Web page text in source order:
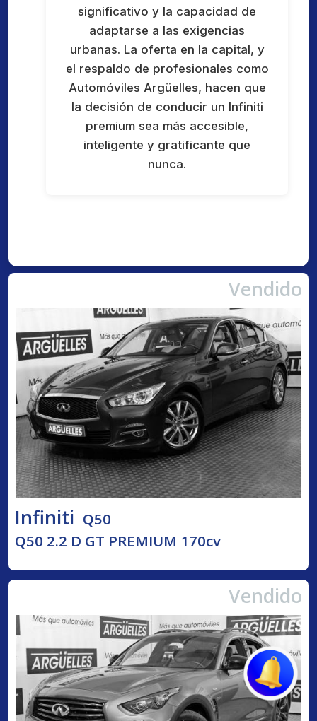
significativo y la capacidad de
adaptarse a las exigencias
urbanas. La oferta en la capital, y
el respaldo de profesionales como
Automóviles Argüelles, hacen que
la decisión de conducir un Infiniti
premium sea más accesible,
inteligente y gratificante que
nunca.
Vendido
Infiniti Q50
Q50 2.2 D GT PREMIUM 170cv
Vendido